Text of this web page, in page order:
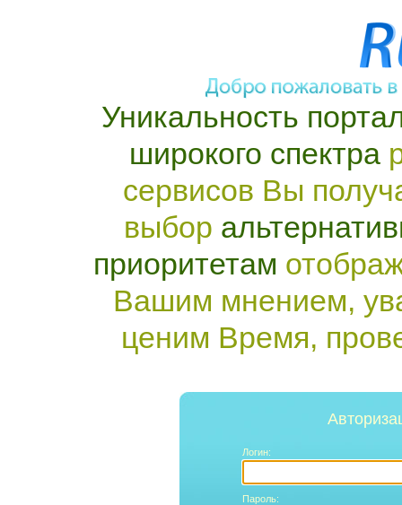
Уникальность
широкого спектра
сервисов Вы
выбор
приоритетам
Вашим мнением,
ценим Время,
Логин:
Пароль: